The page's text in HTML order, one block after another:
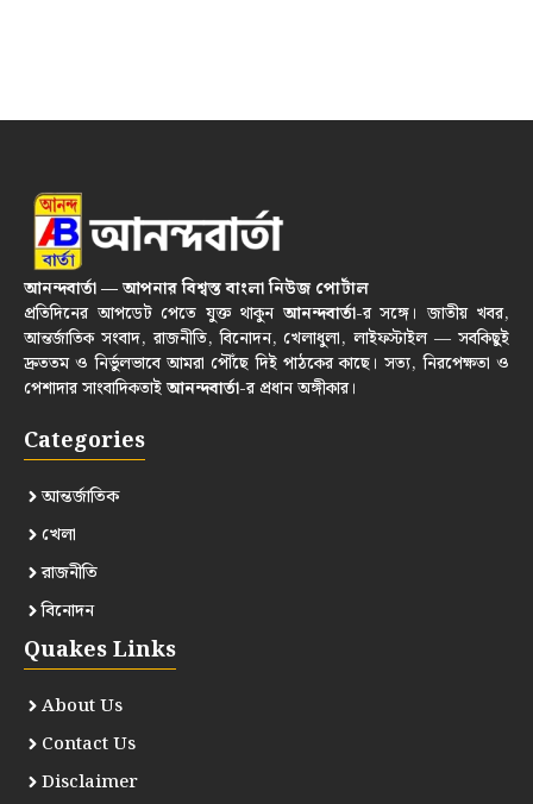
আনন্দবার্তা — আপনার বিশ্বস্ত বাংলা নিউজ পোর্টাল
প্রতিদিনের আপডেট পেতে যুক্ত থাকুনআনন্দবার্তা-র সঙ্গে। জাতীয় খবর,
আন্তর্জাতিক সংবাদ, রাজনীতি, বিনোদন, খেলাধুলা, লাইফস্টাইল — সবকিছুই
দ্রুততম ও নির্ভুলভাবে আমরা পৌঁছে দিই পাঠকের কাছে। সত্য, নিরপেক্ষতা ও
পেশাদার সাংবাদিকতাইআনন্দবার্তা-র প্রধান অঙ্গীকার।
Categories
আন্তর্জাতিক
খেলা
রাজনীতি
বিনোদন
Quakes Links
About Us
Contact Us
Disclaimer